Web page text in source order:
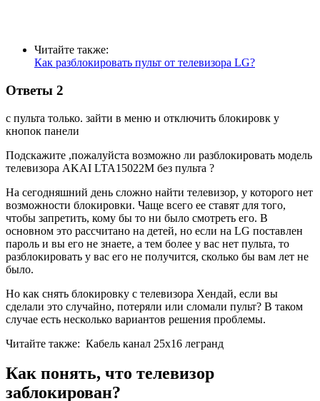
Читайте также:
Как разблокировать пульт от телевизора LG?
Ответы 2
с пульта только. зайти в меню и отключить блокировк у
кнопок панели
Подскажите ,пожалуйста возможно ли разблокировать модель
телевизора AKAI LTA15022M без пульта ?
На сегодняшний день сложно найти телевизор, у которого нет
возможности блокировки. Чаще всего ее ставят для того,
чтобы запретить, кому бы то ни было смотреть его. В
основном это рассчитано на детей, но если на LG поставлен
пароль и вы его не знаете, а тем более у вас нет пульта, то
разблокировать у вас его не получится, сколько бы вам лет не
было.
Но как снять блокировку с телевизора Хендай, если вы
сделали это случайно, потеряли или сломали пульт? В таком
случае есть несколько вариантов решения проблемы.
Читайте также: Кабель канал 25х16 легранд
Как понять, что телевизор
заблокирован?